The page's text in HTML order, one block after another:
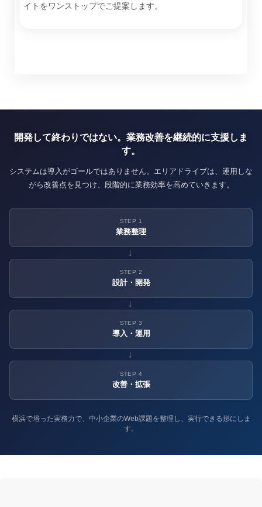
イトをワンストップでご提案します。
開発して終わりではない。業務改善を継続的に支援しま
す。
システムは導入がゴールではありません。エリアドライブは、運用しな
がら改善点を見つけ、段階的に業務効率を高めていきます。
STEP 1
業務整理
→
STEP 2
設計・開発
→
STEP 3
導入・運用
→
STEP 4
改善・拡張
横浜で培った実務力で、中小企業のWeb課題を整理し、実行できる形にしま
す。